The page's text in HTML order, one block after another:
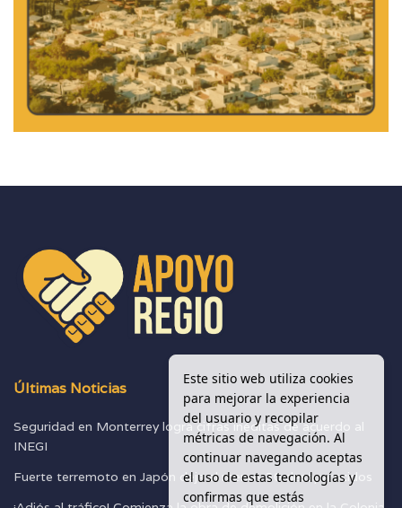
Últimas Noticias
Seguridad en Monterrey logra cifras inéditas de acuerdo al
INEGI
Fuerte terremoto en Japón deja al menos 30 desaparecidos
Este sitio web utiliza cookies
para mejorar la experiencia
del usuario y recopilar
métricas de navegación. Al
continuar navegando aceptas
el uso de estas tecnologías y
confirmas que estás